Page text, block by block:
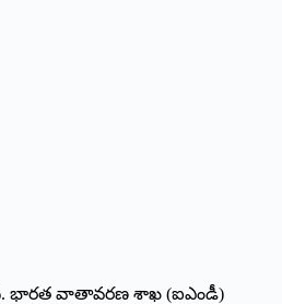
భారత వాతావరణ శాఖ (ఐఎండీ)